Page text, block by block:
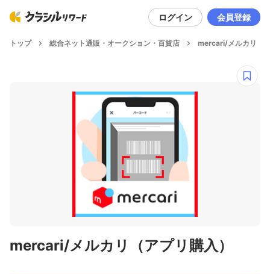
ログイン 会員登録
トップ 総合ネット通販・オークション・百貨店 mercari/メルカリ（
mercari/メルカリ（アプリ購入）